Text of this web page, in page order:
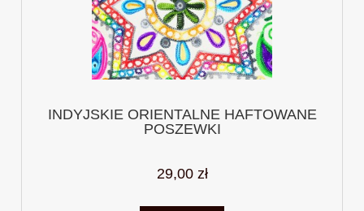
INDYJSKIE ORIENTALNE HAFTOWANE
POSZEWKI
29,00 zł